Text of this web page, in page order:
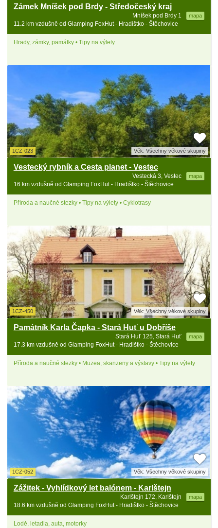
Zámek Mníšek pod Brdy - Středočeský kraj
Mníšek pod Brdy 1 mapa
11.2 km vzdušně od Glamping FoxHut - Hradištko - Štěchovice
Hrady, zámky, památky • Tipy na výlety
1CZ-023 Věk: Všechny věkové skupiny
Vestecký rybník a Cesta planet - Vestec
Vestecká 3, Vestec mapa
16 km vzdušně od Glamping FoxHut - Hradištko - Štěchovice
Příroda a naučné stezky • Tipy na výlety • Cyklotrasy
1CZ-450 Věk: Všechny věkové skupiny
Památník Karla Čapka - Stará Huť u Dobříše
Stará Huť 125, Stará Huť mapa
17.3 km vzdušně od Glamping FoxHut - Hradištko - Štěchovice
Příroda a naučné stezky • Muzea, skanzeny a výstavy • Tipy na výlety
1CZ-052 Věk: Všechny věkové skupiny
Zážitek - Vyhlídkový let balónem - Karlštejn
Karlštejn 172, Karlštejn mapa
18.6 km vzdušně od Glamping FoxHut - Hradištko - Štěchovice
Lodě, letadla, auta, motorky